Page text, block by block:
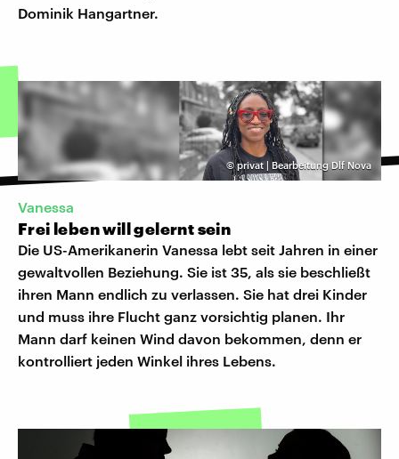
Dominik Hangartner.
©privat | Bearbeitung Dlf Nova
Vanessa
Frei leben will gelernt sein
Die US-Amerikanerin Vanessa lebt seit Jahren in einer
gewaltvollen Beziehung. Sie ist 35, als sie beschließt
ihren Mann endlich zu verlassen. Sie hat drei Kinder
und muss ihre Flucht ganz vorsichtig planen. Ihr
Mann darf keinen Wind davon bekommen, denn er
kontrolliert jeden Winkel ihres Lebens.